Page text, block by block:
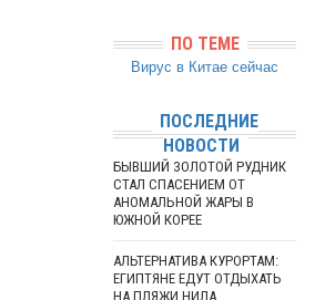
ПО ТЕМЕ
Вирус в Китае сейчас
ПОСЛЕДНИЕ
НОВОСТИ
БЫВШИЙ ЗОЛОТОЙ РУДНИК
СТАЛ СПАСЕНИЕМ ОТ
АНОМАЛЬНОЙ ЖАРЫ В
ЮЖНОЙ КОРЕЕ
АЛЬТЕРНАТИВА КУРОРТАМ:
ЕГИПТЯНЕ ЕДУТ ОТДЫХАТЬ
НА ПЛЯЖИ НИЛА